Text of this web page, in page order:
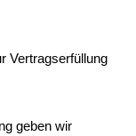
Vertragserfüllung
geben wir